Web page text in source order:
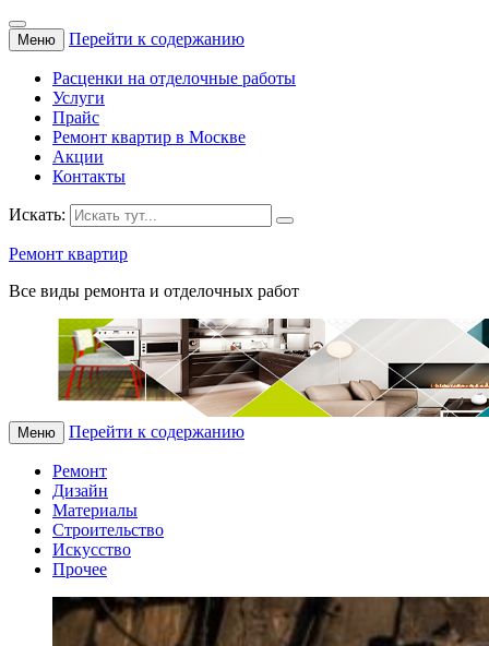
Меню Перейти к содержанию
Расценки на отделочные работы
Услуги
Прайс
Ремонт квартир в Москве
Акции
Контакты
Искать:
Ремонт квартир
Все виды ремонта и отделочных работ
Меню Перейти к содержанию
Ремонт
Дизайн
Материалы
Строительство
Искусство
Прочее